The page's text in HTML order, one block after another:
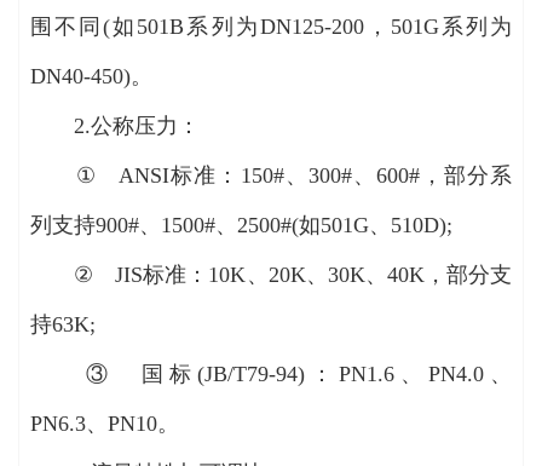
围不同(如501B系列为DN125-200，501G系列为
DN40-450)。
2.公称压力：
① ANSI标准：150#、300#、600#，部分系
列支持900#、1500#、2500#(如501G、510D);
② JIS标准：10K、20K、30K、40K，部分支
持63K;
③ 国标(JB/T79-94)：PN1.6、PN4.0、
PN6.3、PN10。